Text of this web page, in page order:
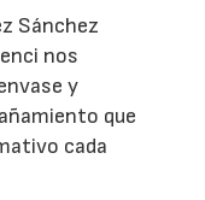
Sánchez
nos
y
que
cada